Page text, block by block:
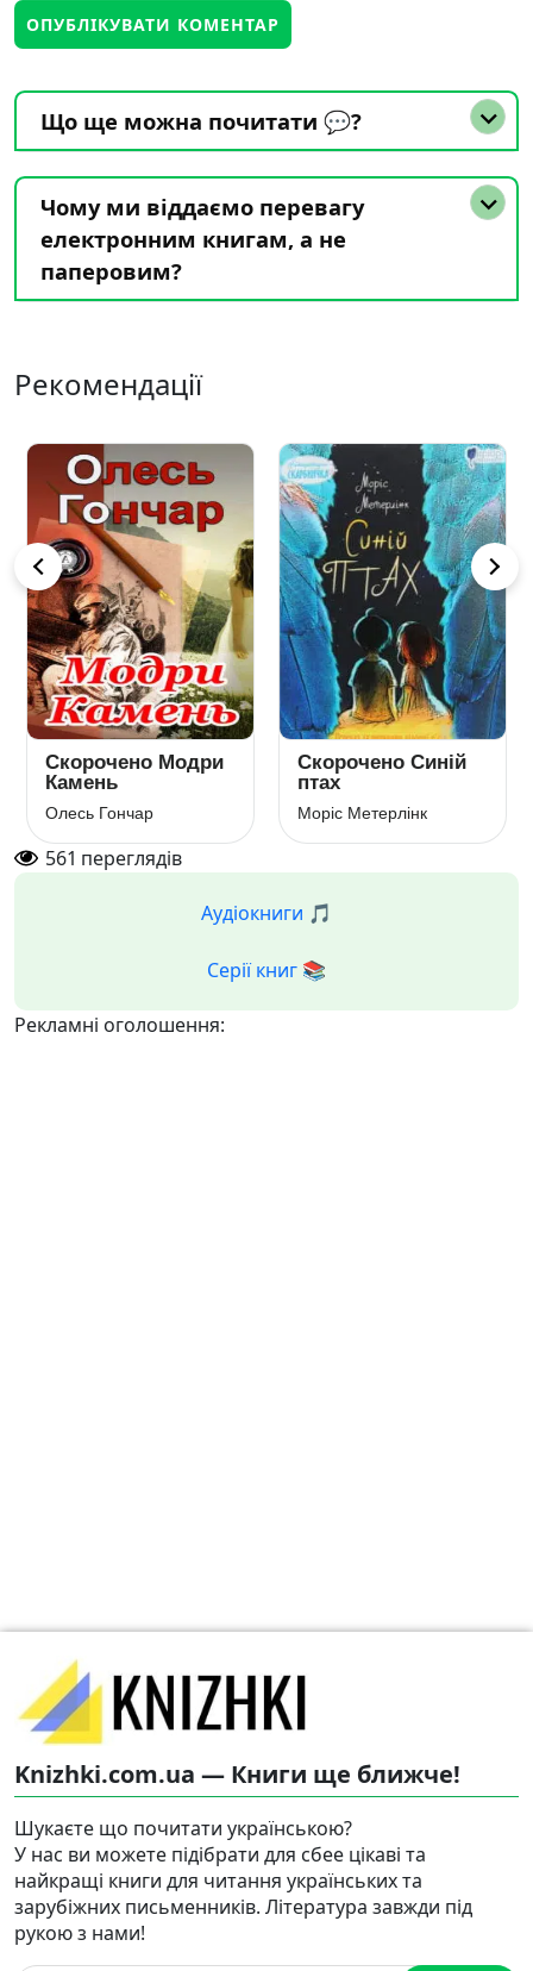
Що ще можна почитати 💬?
Чому ми віддаємо перевагу
електронним книгам, а не
паперовим?
Рекомендації
Скорочено Модри
Камень
Олесь Гончар
Скорочено Синій
птах
Моріс Метерлінк
561 переглядів
Аудіокниги 🎵
Серії книг 📚
Рекламні оголошення:
Knizhki.com.ua — Книги ще ближче!
Шукаєте що почитати українською?
У нас ви можете підібрати для сбее цікаві та
найкращі книги для читання українських та
зарубіжних письменників. Література завжди під
рукою з нами!